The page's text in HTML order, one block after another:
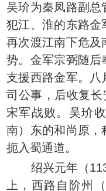
吴玠为秦凤路副
犯江、淮的东路金
再次渡江南下危及
势。金军宗弼随后
支援西路金军。八
司公事，后收复长
宋军战败。吴玠
南）东的和尚原，
扼入蜀通道。
绍兴元年（
上，西路自阶州